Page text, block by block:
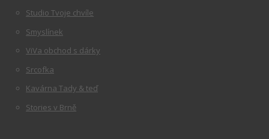
Studio Tvoje chvíle
Smyslínek
ViVa obchod s dárky
Srcofka
Kavárna Tady & teď
Stories v Brně